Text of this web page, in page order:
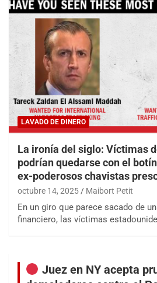
LAVADO DE DINERO
La ironía del siglo: Víctimas
podrían quedarse con el
ex-poderosos chavistas
octubre 14, 2025 Maibort Petit
En un giro que parece sacado de
financiero, las víctimas
Juez en NY acepta